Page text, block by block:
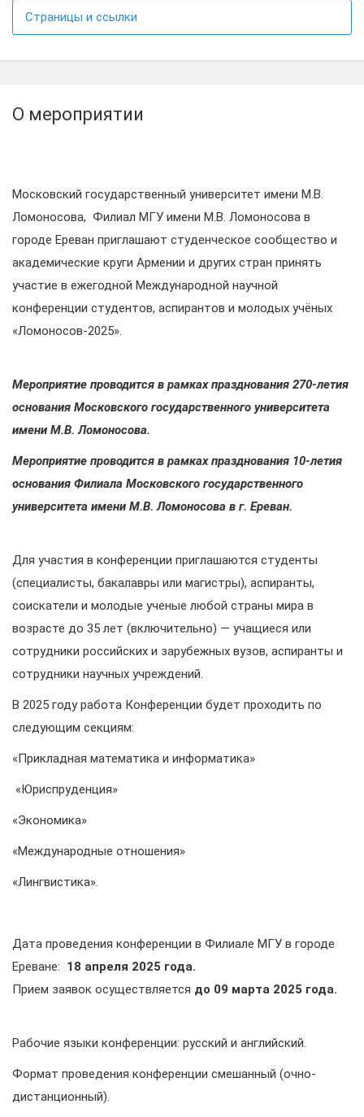
Страницы и ссылки
О мероприятии
Московский государственный университет имени М.В.
Ломоносова, Филиал МГУ имени М.В. Ломоносова в
городе Ереван приглашают студенческое сообщество и
академические круги Армении и других стран принять
участие в ежегодной Международной научной
конференции студентов, аспирантов и молодых учёных
«Ломоносов-2025».
Мероприятие проводится в рамках празднования 270-летия
основания Московского государственного университета
имени М.В. Ломоносова.
Мероприятие проводится в рамках празднования 10-летия
основания Филиала Московского государственного
университета имени М.В. Ломоносова в г. Ереван.
Для участия в конференции приглашаются студенты
(специалисты, бакалавры или магистры), аспиранты,
соискатели и молодые ученые любой страны мира в
возрасте до 35 лет (включительно) — учащиеся или
сотрудники российских и зарубежных вузов, аспиранты и
сотрудники научных учреждений.
В 2025 году работа Конференции будет проходить по
следующим секциям:
«Прикладная математика и информатика»
«Юриспруденция»
«Экономика»
«Международные отношения»
«Лингвистика»․
Дата проведения конференции в Филиале МГУ в городе
Ереване: 18 апреля 2025 года.
Прием заявок осуществляется до 09 марта 2025 года.
Рабочие языки конференции: русский и английский.
Формат проведения конференции смешанный (очно-
дистанционный).